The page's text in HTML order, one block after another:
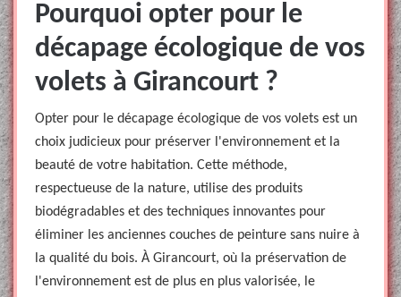
Pourquoi opter pour le
décapage écologique de vos
volets à Girancourt ?
Opter pour le décapage écologique de vos volets est un
choix judicieux pour préserver l'environnement et la
beauté de votre habitation. Cette méthode,
respectueuse de la nature, utilise des produits
biodégradables et des techniques innovantes pour
éliminer les anciennes couches de peinture sans nuire à
la qualité du bois. À Girancourt, où la préservation de
l'environnement est de plus en plus valorisée, le